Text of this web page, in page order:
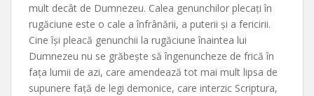
mult decât de Dumnezeu. Calea genunchilor plecați în
rugăciune este o cale a înfrânării, a puterii și a fericirii.
Cine își pleacă genunchii la rugăciune înaintea lui
Dumnezeu nu se grăbește să îngenuncheze de frică în
fața lumii de azi, care amendează tot mai mult lipsa de
supunere față de legi demonice, care interzic Scriptura,